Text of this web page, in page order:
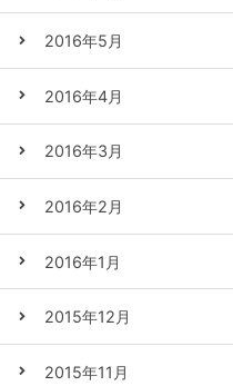
2016年5月
2016年4月
2016年3月
2016年2月
2016年1月
2015年12月
2015年11月